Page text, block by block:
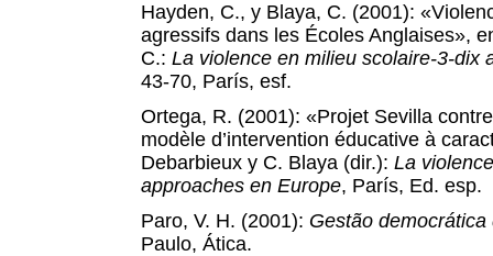
Hayden, C., y Blaya, C. (2001):
agressifs dans les Écoles Anglaises»,
C.: La violence en milieu scolaire-3-dix
43-70, París, esf.
Ortega, R. (2001): «Projet Sevilla
modèle d’intervention éducative à
Debarbieux y C. Blaya (dir.): La
approaches en Europe, París, Ed. esp.
Paro, V. H. (2001): Gestão
Paulo, Ática.